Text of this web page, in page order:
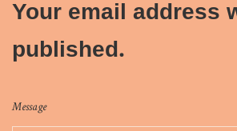
Your email address
published.
Message